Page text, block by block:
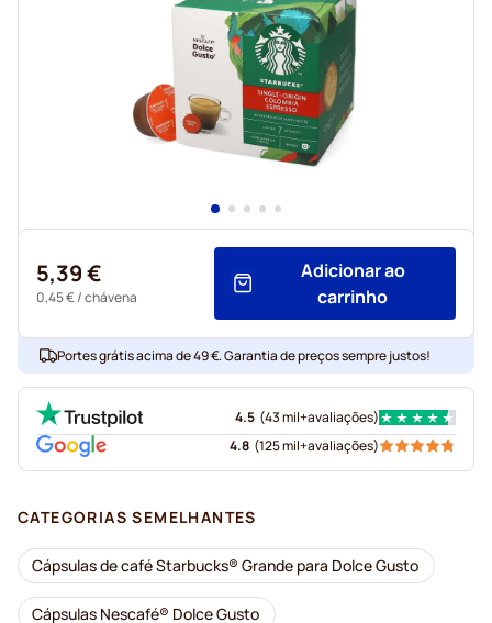
5,39 €
0,45 €/ chávena
Adicionar ao
carrinho
Portes grátis acima de 49 €. Garantia de preços sempre justos!
4.5 (43 mil+avaliações)
4.8 (125 mil+avaliações)
CATEGORIAS SEMELHANTES
Cápsulas de café Starbucks® Grande para Dolce Gusto
Cápsulas Nescafé® Dolce Gusto